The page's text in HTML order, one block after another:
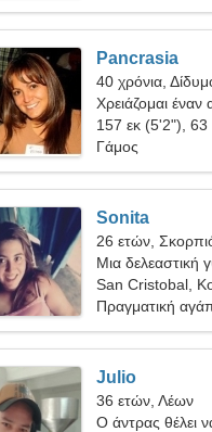
Pancrasia
40 χρόνια,
Χρειάζομαι
χορέψουμε μαζί
157 εκ (5'2"), 63
Γάμος
Sonita
26 ετών,
Μια δελεαστική
σχέση
San Cristobal,
Πραγματική
Julio
36 ετών, Λέων
Ο άντρας θέλει